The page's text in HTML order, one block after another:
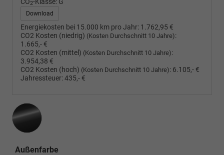
2
Download
Energiekosten bei 15.000 km pro Jahr: 1.762,95 €
CO2 Kosten (niedrig) (Kosten Durchschnitt 10 Jahre):
1.665,- €
CO2 Kosten (mittel) (Kosten Durchschnitt 10 Jahre):
3.954,38 €
CO2 Kosten (hoch) (Kosten Durchschnitt 10 Jahre): 6.105,- €
Jahressteuer:435,- €
Außenfarbe